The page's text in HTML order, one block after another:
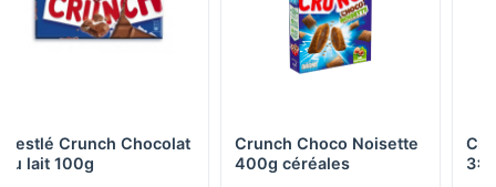
Nestlé Crunch Chocolat
au lait 100g
Crunch Choco Noisette
400g céréales